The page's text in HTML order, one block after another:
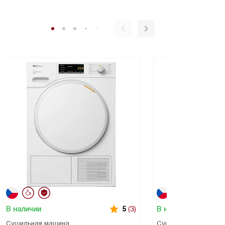
В наличии 5 (3)
Сушильная машина
В наличии
Сушильная машина